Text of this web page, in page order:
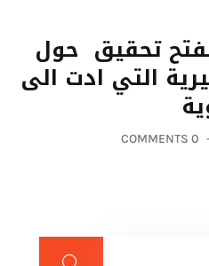
تحقيق حول
التي ادت الى
0 COMMENTS